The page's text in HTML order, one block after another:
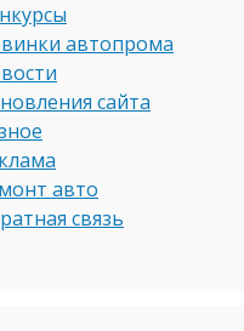
автопрома
сайта
авто
связь